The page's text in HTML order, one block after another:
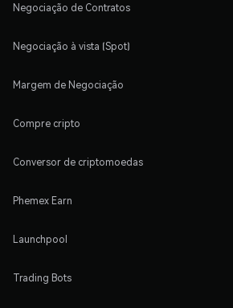
Negociação de Contratos
Negociação à vista (Spot)
Margem de Negociação
Compre cripto
Conversor de criptomoedas
Phemex Earn
Launchpool
Trading Bots